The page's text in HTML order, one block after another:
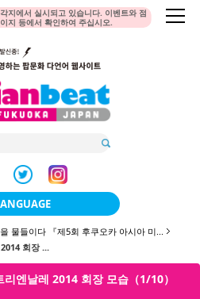
지에서 실시되고 있습니다. 이벤트와 점
지 등에서 확인하여 주십시오.
日本語
한국어
물들이다 『제5회 후쿠오카 아시아 미...
회장 ...
엔날레 2014 회장 모습（1/10）